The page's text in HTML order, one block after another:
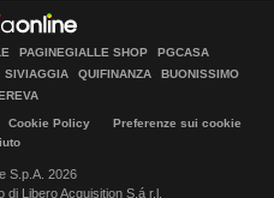
PAGINEGIALLE SHOP
PGCASA
SIVIAGGIA QUIFINANZA
BUONISSIMO
Cookie Policy
Preferenze sui cookie
S.p.A. 2026
Libero Acquisition S.á r.l.